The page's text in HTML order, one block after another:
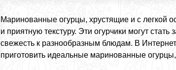
Маринованные огурцы, хрустящие и с легкой
и приятную текстуру. Эти огурчики могут
свежесть к разнообразным блюдам. В
приготовить идеальные маринованные огурцы,